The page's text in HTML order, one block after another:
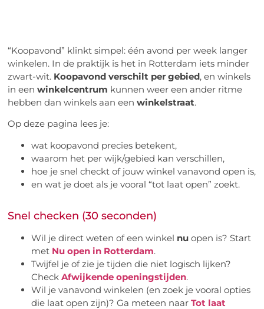
“Koopavond” klinkt simpel: één avond per week langer
winkelen. In de praktijk is het in Rotterdam iets minder
zwart-wit. Koopavond verschilt per gebied, en winkels
in eenwinkelcentrum kunnen weer een ander ritme
hebben dan winkels aan eenwinkelstraat.
Op deze pagina lees je:
wat koopavond precies betekent,
waarom het per wijk/gebied kan verschillen,
hoe je snel checkt of jouw winkel vanavond open is,
en wat je doet als je vooral “tot laat open” zoekt.
Snel checken (30 seconden)
Wil je direct weten of een winkel nu open is? Start
met Nu open in Rotterdam.
Twijfel je of zie je tijden die niet logisch lijken?
CheckAfwijkende openingstijden.
Wil je vanavond winkelen (en zoek je vooral opties
die laat open zijn)? Ga meteen naarTot laat